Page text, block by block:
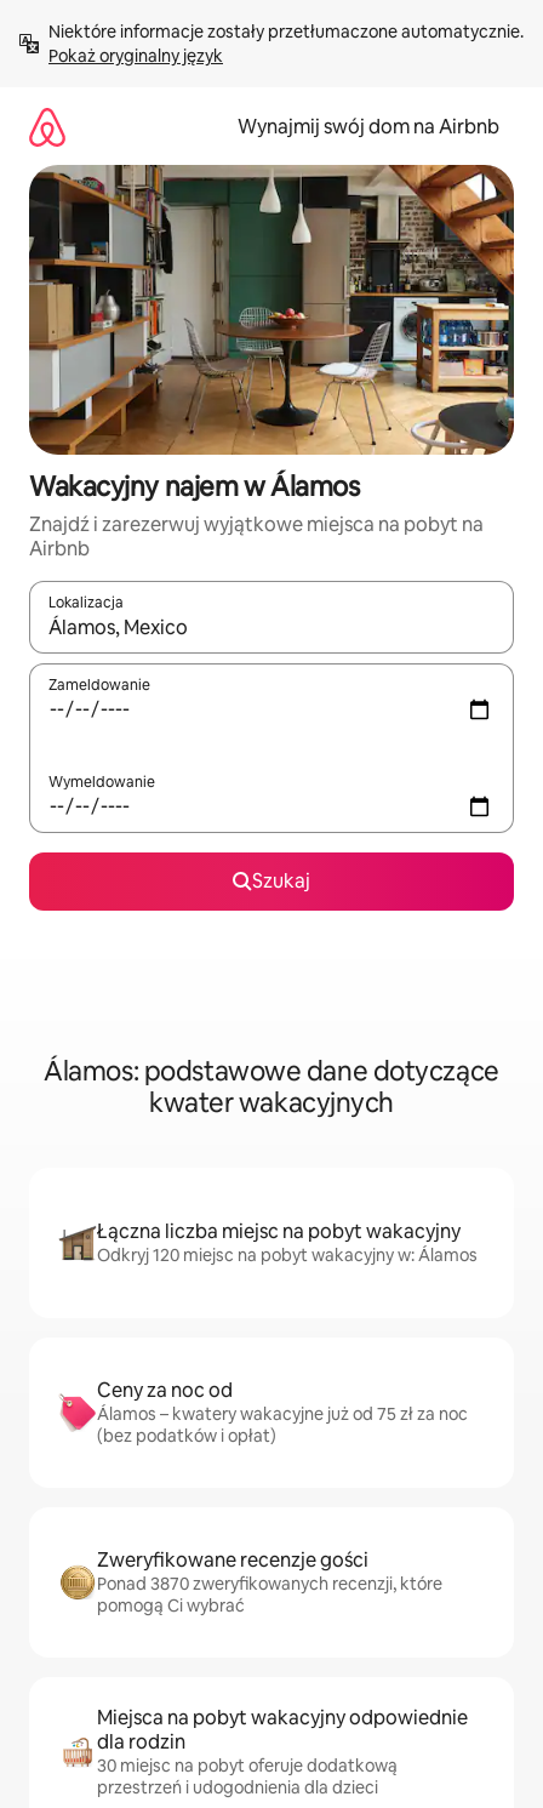
treści Pokaż oryginalny język
Wynajmij swój dom na Airbnb
Wakacyjny najem w Álamos
Znajdź i zarezerwuj wyjątkowe miejsca na pobyt na
Airbnb
Lokalizacja
Gdy wyniki będą dostępne, możesz poruszać się po nich za
Zameldowanie
Wymeldowanie
Szukaj
Álamos: podstawowe dane dotyczące
kwater wakacyjnych
Łączna liczba miejsc na pobyt wakacyjny
Odkryj 120 miejsc na pobyt wakacyjny w: Álamos
Ceny za noc od
Álamos – kwatery wakacyjne już od 75 zł za noc
(bez podatków i opłat)
Zweryfikowane recenzje gości
Ponad 3870 zweryfikowanych recenzji, które
pomogą Ci wybrać
Miejsca na pobyt wakacyjny odpowiednie
dla rodzin
30 miejsc na pobyt oferuje dodatkową
przestrzeń i udogodnienia dla dzieci